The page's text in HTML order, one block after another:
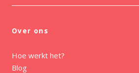
Over ons
Hoe werkt het?
Blog